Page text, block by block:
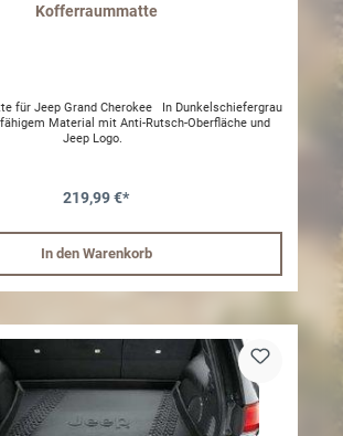
Kofferraummatte
für Jeep Grand Cherokee In Dunkelschiefergrau
Material mit Anti-Rutsch-Oberfläche und
Jeep Logo.
219,99 €*
In den Warenkorb